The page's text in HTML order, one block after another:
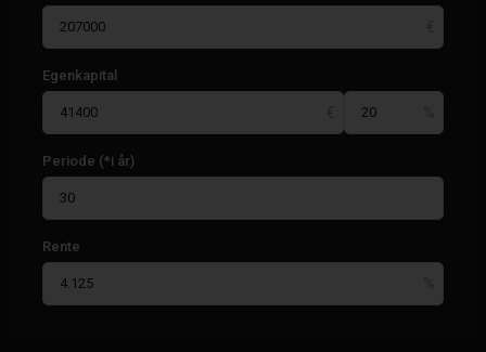
Egenkapital
Periode (*i år)
Rente